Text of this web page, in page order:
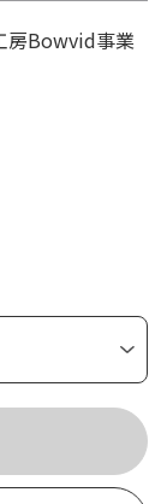
房Bowvid事業